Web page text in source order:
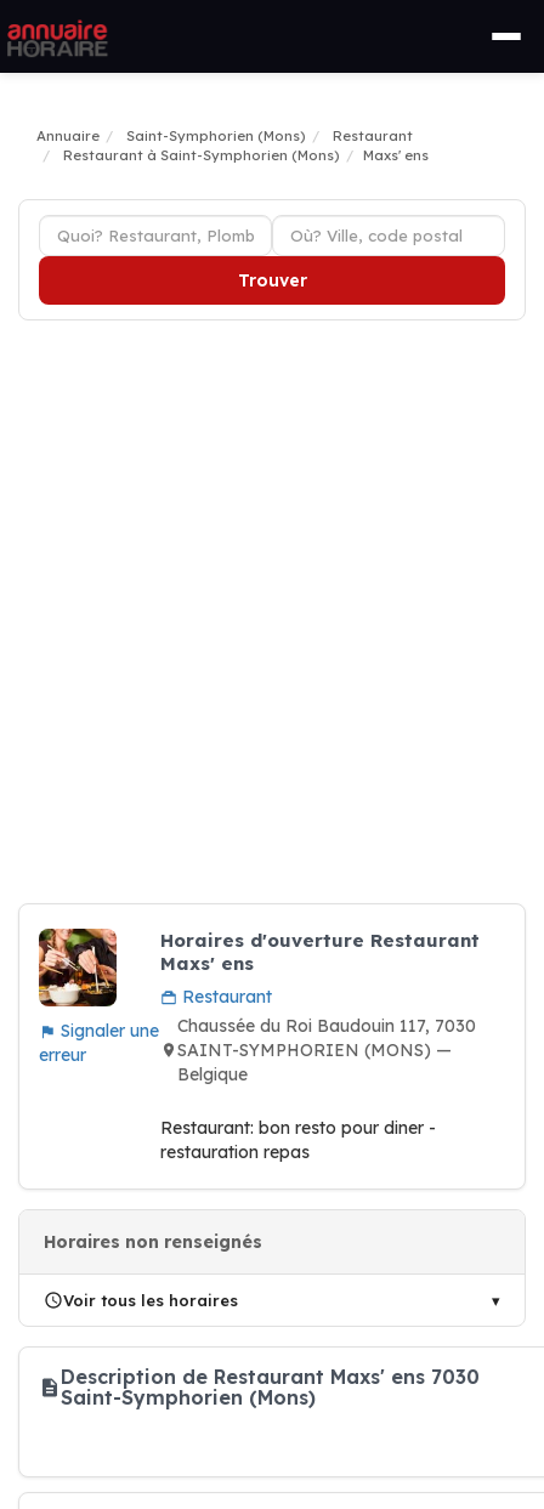
Annuaire Saint-Symphorien (Mons)
Restaurant
Restaurant à Saint-Symphorien (Mons)
Maxs' ens
Trouver
Signaler une
erreur
Horaires d'ouverture Restaurant
Maxs' ens
Restaurant
Chaussée du Roi Baudouin 117, 7030
SAINT-SYMPHORIEN (MONS) —
Belgique
Restaurant: bon resto pour diner -
restauration repas
Horaires non renseignés
Voir tous les horaires
Description de Restaurant Maxs' ens 7030
Saint-Symphorien (Mons)